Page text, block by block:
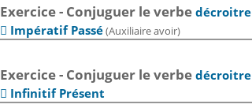
Exercice - Conjuguer le verbedécroitre
 Impératif Passé(Auxiliaire avoir)
Exercice - Conjuguer le verbedécroitre
 Infinitif Présent